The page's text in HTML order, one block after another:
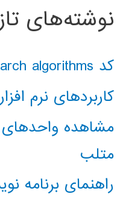
نوشته‌های
کد classical AI search algorithms
کاربردهای نرم
مشاهده واحدهای
متلب
راهنمای برنامه